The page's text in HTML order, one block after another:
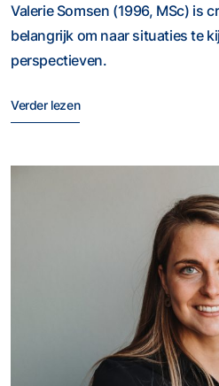
Valerie Somsen (1996, MSc) is
belangrijk om naar situaties te
perspectieven.
Verder lezen